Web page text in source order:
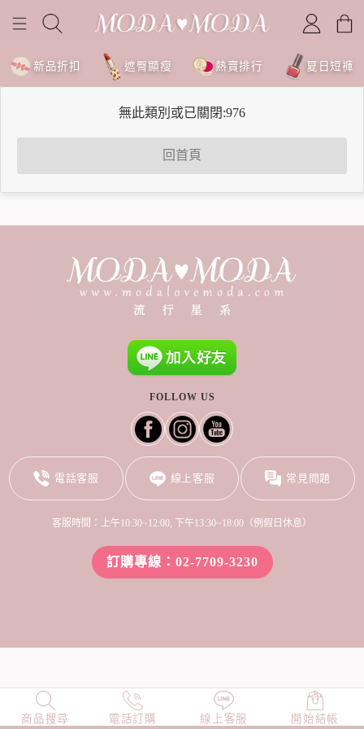
新品折扣 遮臀顯瘦 熱賣排行 夏日短褲
無此類別或已關閉:976
回首頁
商品搜尋 電話訂購 線上客服 開始結帳
NEW 店長精選 TOP100 小編穿搭
FOLLOW US
電話客服 線上客服 常見問題
客服時間：上午10:30~12:00, 下午13:30~18:00（例假日休息）
訂購專線：02-7709-3230